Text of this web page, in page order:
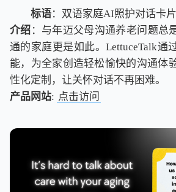
标语：双语家庭AI照护对话卡片
介绍 ：与年迈父母沟通养老问题总
通的家庭更是如此。LettuceTalk通
能，为全家创造轻松愉快的沟通体
性化定制，让关怀对话不再困难。
产品网站: 点击访问